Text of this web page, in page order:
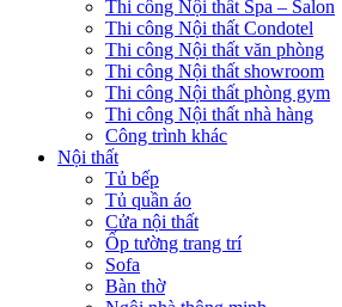
Thi công Nội thất Spa – Salon
Thi công Nội thất Condotel
Thi công Nội thất văn phòng
Thi công Nội thất showroom
Thi công Nội thất phòng gym
Thi công Nội thất nhà hàng
Công trình khác
Nội thất
Tủ bếp
Tủ quần áo
Cửa nội thất
Ốp tường trang trí
Sofa
Bàn thờ